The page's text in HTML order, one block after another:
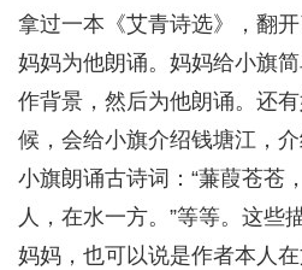
拿过一本《艾青诗选》，翻
妈妈为他朗诵。妈妈给小旗
作背景，然后为他朗诵。还
候，会给小旗介绍钱塘江，
小旗朗诵古诗词：“蒹葭苍苍
人，在水一方。”等等。这些
妈妈，也可以说是作者本人